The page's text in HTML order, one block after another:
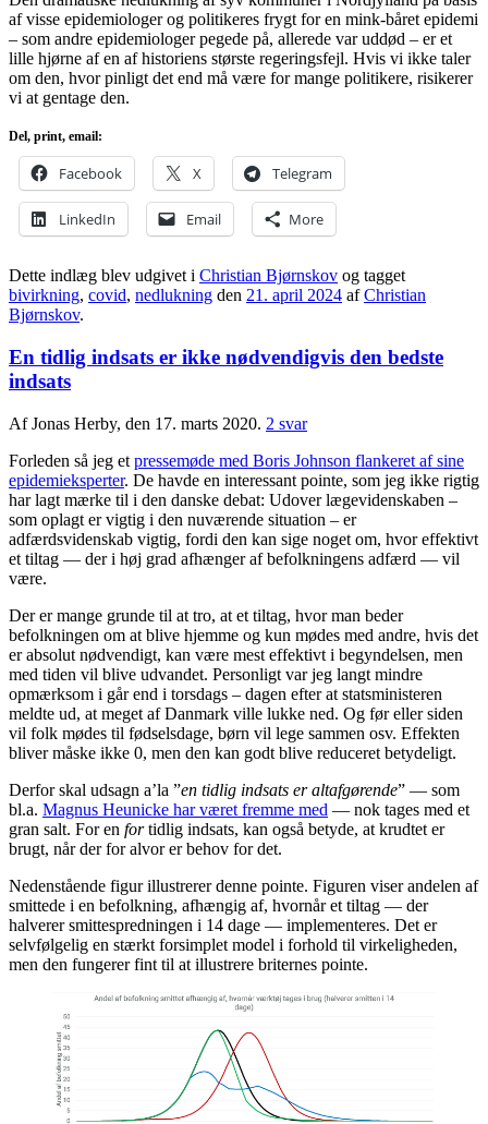
af visse epidemiologer og politikeres frygt for en mink-båret epidemi
– som andre epidemiologer pegede på, allerede var uddød – er et
lille hjørne af en af historiens største regeringsfejl. Hvis vi ikke taler
om den, hvor pinligt det end må være for mange politikere, risikerer
vi at gentage den.
Del, print, email:
Facebook X Telegram
LinkedIn Email More
Dette indlæg blev udgivet i Christian Bjørnskov og tagget
bivirkning, covid, nedlukning den 21. april 2024 afChristian
Bjørnskov.
En tidlig indsats er ikke nødvendigvis den bedste
indsats
Af Jonas Herby, den 17. marts 2020. 2 svar
Forleden så jeg et pressemøde med Boris Johnson flankeret af sine
epidemieksperter. De havde en interessant pointe, som jeg ikke rigtig
har lagt mærke til i den danske debat: Udover lægevidenskaben –
som oplagt er vigtig i den nuværende situation – er
adfærdsvidenskab vigtig, fordi den kan sige noget om, hvor effektivt
et tiltag — der i høj grad afhænger af befolkningens adfærd — vil
være.
Der er mange grunde til at tro, at et tiltag, hvor man beder
befolkningen om at blive hjemme og kun mødes med andre, hvis det
er absolut nødvendigt, kan være mest effektivt i begyndelsen, men
med tiden vil blive udvandet. Personligt var jeg langt mindre
opmærksom i går end i torsdags – dagen efter at statsministeren
meldte ud, at meget af Danmark ville lukke ned. Og før eller siden
vil folk mødes til fødselsdage, børn vil lege sammen osv. Effekten
bliver måske ikke 0, men den kan godt blive reduceret betydeligt.
Derfor skal udsagn a’la ”en tidlig indsats er altafgørende” — som
bl.a. Magnus Heunicke har været fremme med — nok tages med et
gran salt. For en fortidlig indsats, kan også betyde, at krudtet er
brugt, når der for alvor er behov for det.
Nedenstående figur illustrerer denne pointe. Figuren viser andelen af
smittede i en befolkning, afhængig af, hvornår et tiltag — der
halverer smittespredningen i 14 dage — implementeres. Det er
selvfølgelig en stærkt forsimplet model i forhold til virkeligheden,
men den fungerer fint til at illustrere briternes pointe.